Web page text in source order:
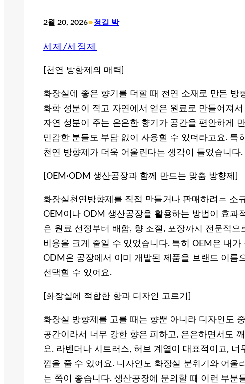
2월 20, 2026•정길 박
세제/세정제
[천연 방향제의 매력]
화장실에 좋은 향기를 더할 때 천연 소재로 만든 방
화학 성분이 적고 자연에서 얻은 원료로 만들어져
자연 성분이 주는 은은한 향기가 공간을 편안하게
민감한 분들도 부담 없이 사용할 수 있더라고요. 특
천연 방향제가 더욱 어울린다는 생각이 들었습니다.
[OEM·ODM 생산공장과 함께 만드는 맞춤 방향제]
화장실천연방향제를 직접 만들거나 판매하려는 소
OEM이나 ODM 생산공장을 활용하는 방법이 효과
은 원료 선정부터 배합, 향 조절, 포장까지 전문적
비용을 크게 줄일 수 있었습니다. 특히 OEM은 내
ODM은 공장에서 이미 개발된 제품을 브랜드 이름
선택할 수 있어요.
[화장실에 적합한 향과 디자인 고르기]
화장실 방향제를 고를 때는 향뿐 아니라 디자인도
공간이라서 너무 강한 향은 피하고, 은은하면서도
요. 라벤더나 시트러스, 허브 계열이 대표적이고,
낌을 줄 수 있어요. 디자인도 화장실 분위기와 어울
는 쪽이 좋습니다. 생산공장에 문의할 때 이런 부분